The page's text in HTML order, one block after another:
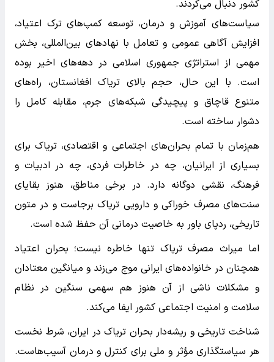
کشور دنبال می‌کردند.
سیاست‌های آموزش و درمان، توسعه کمپ‌های ترک اعتیاد،
افزایش آگاهی عمومی و تعامل با نهادهای بین‌المللی، بخش
مهمی از استراتژی جمهوری اسلامی در دهه‌های اخیر بوده
است. با این حال، حجم بالای تریاک افغانستان، راه‌های
متنوع قاچاق و پیچیدگی شبکه‌های جرم، مقابله کامل را
دشوار ساخته است.
هم‌زمان با تمام بحران‌های اجتماعی و اقتصادی، تریاک برای
بسیاری از ایرانیان، چه در خاطرات فردی، چه در ادبیات و
فرهنگ، نقشی دوگانه دارد. در برخی مناطق، هنوز بقایای
سنت‌های مصرف خوراکی و دارویی تریاک برجاست و در متون
تاریخی، ردپای باور به خاصیت درمانی آن حفظ شده است.
اما میراث مصرف تریاک تنها خاطره نیست؛ بحران اعتیاد
همچنان در خانواده‌های ایرانی موج می‌زند و میانگین معتادان
و مشکلات ناشی از آن هنوز هم سهمی سنگین در نظام
سلامت و امنیت اجتماعی کشور ایفا می‌کند.
شناخت تاریخی و ریشه‌دار بحران تریاک در ایران، شرط نخست
هر سیاستگذاری مؤثر و ملی برای کنترل و درمان آسیب‌هاست.